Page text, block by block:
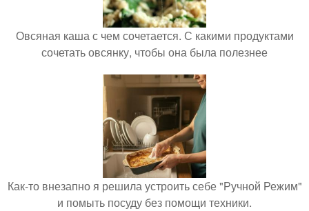
Овсяная каша с чем сочетается. С какими продуктами
сочетать овсянку, чтобы она была полезнее
Как-то внезапно я решила устроить себе "Ручной Режим"
и помыть посуду без помощи техники.